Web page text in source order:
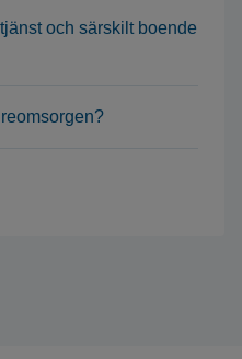
och särskilt boende